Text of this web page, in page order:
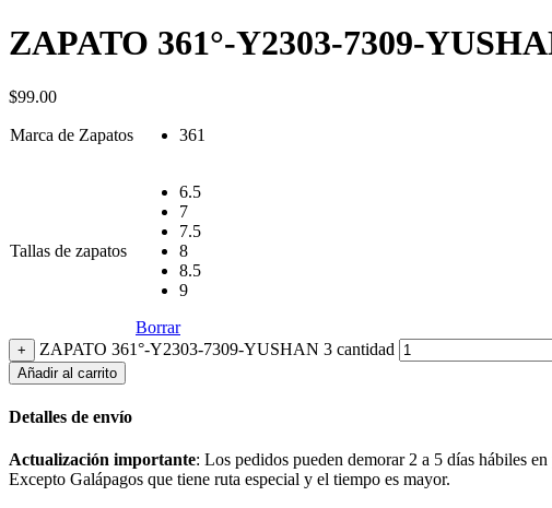
ZAPATO 361°-Y2303-7309-
$99.00
Marca de Zapatos 361
Tallas de zapatos
6.5
7
7.5
8
8.5
9
Borrar
+ ZAPATO 361°-Y2303-7309-YUSHAN 3 cantidad
Añadir al carrito
Detalles de envío
Actualización importante: Los pedidos pueden demorar 2 a 5 días hábiles
Excepto Galápagos que tiene ruta especial y el tiempo es mayor.